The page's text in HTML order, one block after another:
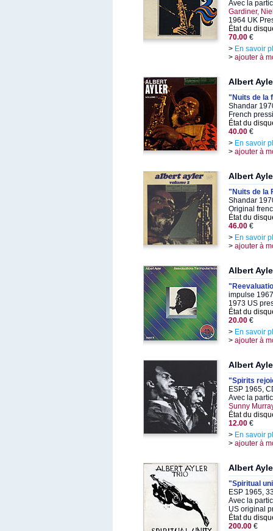
Avec la
Gardiner,
1964 UK
État du
70.00 €
> En savoir
> ajouter à
Albert
"Nuits de la
Shandar
French
État du
40.00 €
> En savoir
> ajouter à
Albert
"Nuits de la
Shandar
Original
État du
46.00 €
> En savoir
> ajouter à
Albert
impulse
1973 US
État du
20.00 €
> En savoir
> ajouter à
Albert
"Spirits
ESP 1965,
Avec la
Sunny
État du
12.00 €
> En savoir
> ajouter à
Albert
"Spiritual
ESP 1965,
Avec la
US original
État du
200.00 €